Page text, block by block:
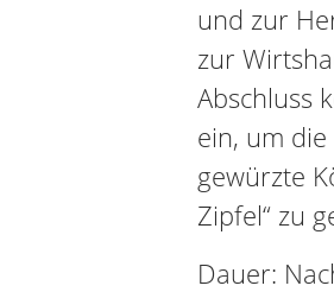
und zur
zur
Abschluss
ein, um
gewürzte
Zipfel“ zu
Dauer: